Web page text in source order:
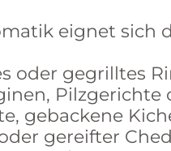
eignet sich
oder gegrilltes
gebackene
gereifter